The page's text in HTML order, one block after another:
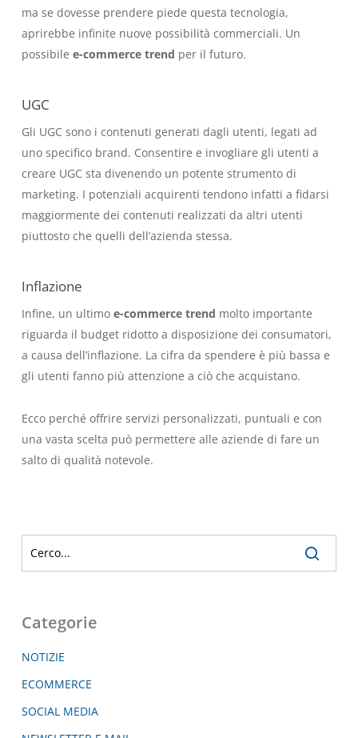
ma se dovesse prendere piede questa tecnologia,
aprirebbe infinite nuove possibilità commerciali. Un
possibile e-commerce trend per il futuro.
UGC
Gli UGC sono i contenuti generati dagli utenti, legati ad
uno specifico brand. Consentire e invogliare gli utenti a
creare UGC sta divenendo un potente strumento di
marketing. I potenziali acquirenti tendono infatti a fidarsi
maggiormente dei contenuti realizzati da altri utenti
piuttosto che quelli dell’azienda stessa.
Inflazione
Infine, un ultimo e-commerce trend molto importante
riguarda il budget ridotto a disposizione dei consumatori,
a causa dell’inflazione. La cifra da spendere è più bassa e
gli utenti fanno più attenzione a ciò che acquistano.
Ecco perché offrire servizi personalizzati, puntuali e con
una vasta scelta può permettere alle aziende di fare un
salto di qualità notevole.
Categorie
NOTIZIE
ECOMMERCE
SOCIAL MEDIA